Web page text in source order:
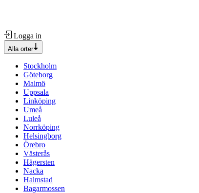
Logga in
Alla orter
Stockholm
Göteborg
Malmö
Uppsala
Linköping
Umeå
Luleå
Norrköping
Helsingborg
Örebro
Västerås
Hägersten
Nacka
Halmstad
Bagarmossen